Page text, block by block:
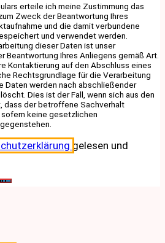
erteile ich meine Zustimmung das
Zweck der Beantwortung Ihres
und die damit verbundene
und verwendet werden.
dieser Daten ist unser
Beantwortung Ihres Anliegens gemäß Art.
Kontaktierung auf den Abschluss eines
Rechtsgrundlage für die Verarbeitung
Daten werden nach abschließender
Dies ist der Fall, wenn sich aus den
dass der betroffene Sachverhalt
keine gesetzlichen
gelesen und